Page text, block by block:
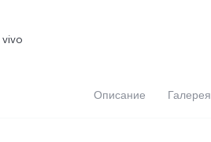
Описание Галерея